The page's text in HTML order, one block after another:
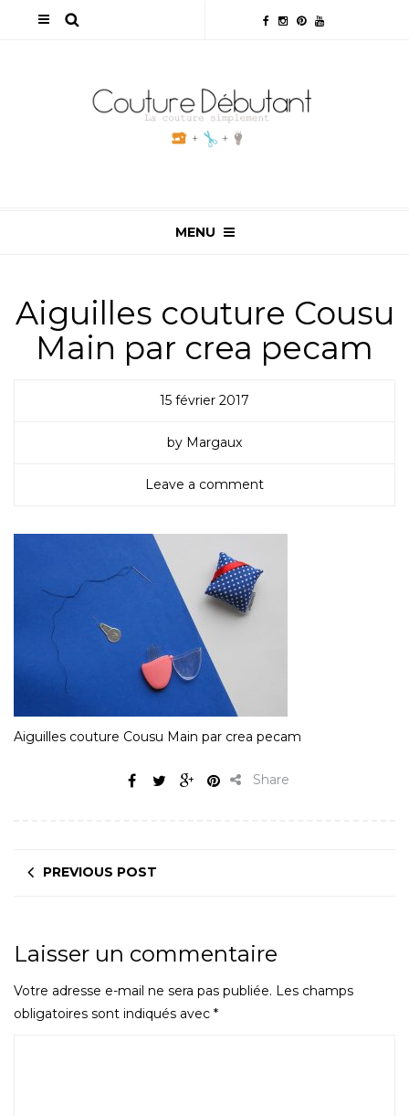
MENU
Aiguilles couture Cousu
Main par crea pecam
15 février 2017
by Margaux
Leave a comment
Aiguilles couture Cousu Main par crea pecam
Share
PREVIOUS POST
Laisser un commentaire
Votre adresse e-mail ne sera pas publiée. Les champs
obligatoires sont indiqués avec *